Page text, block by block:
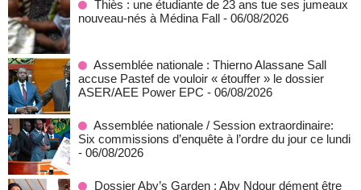
Thiès : une étudiante de 23 ans tue ses jumeaux
nouveau-nés à Médina Fall - 06/08/2026
Assemblée nationale : Thierno Alassane Sall
accuse Pastef de vouloir « étouffer » le dossier
ASER/AEE Power EPC - 06/08/2026
Assemblée nationale / Session extraordinaire:
Six commissions d’enquête à l’ordre du jour ce lundi
- 06/08/2026
Dossier Aby’s Garden : Aby Ndour dément être